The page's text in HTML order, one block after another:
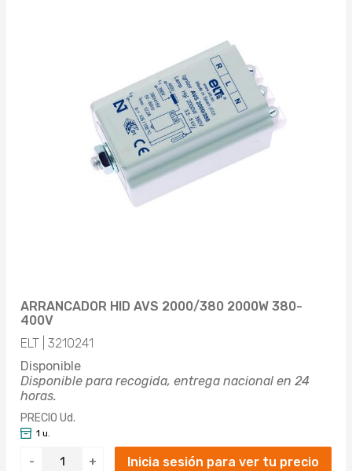
ARRANCADOR HID AVS 2000/380 2000W 380-
400V
ELT | 3210241
Disponible
Disponible para recogida, entrega nacional en 24
horas.
PRECIO Ud.
- +
1 u.
Inicia sesión para ver tu precio